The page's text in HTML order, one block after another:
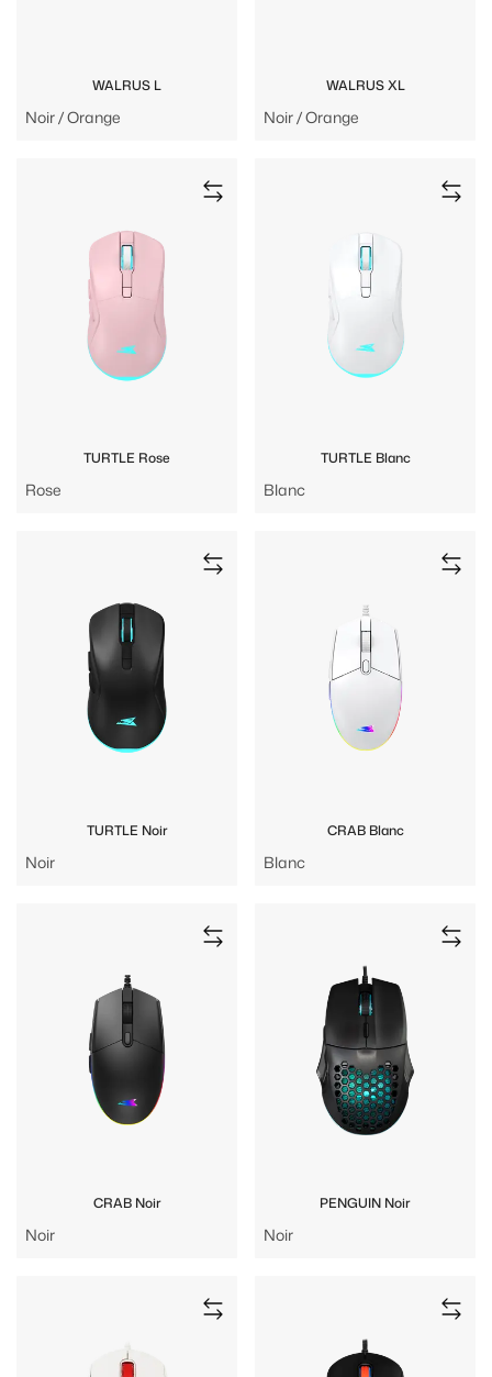
WALRUS L
Noir / Orange
WALRUS XL
Noir / Orange
TURTLE Rose
Rose
TURTLE Blanc
Blanc
TURTLE Noir
Noir
CRAB Blanc
Blanc
CRAB Noir
Noir
PENGUIN Noir
Noir